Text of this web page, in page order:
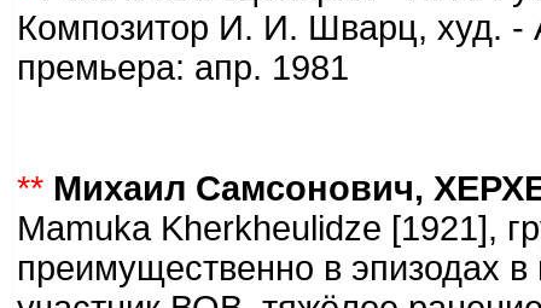
Композитор И. И. Шварц, худ.
премьера: апр. 1981
** Михаил Самсонович,
Mamuka Kherkheulidze [1921],
преимущественно в эпизодах